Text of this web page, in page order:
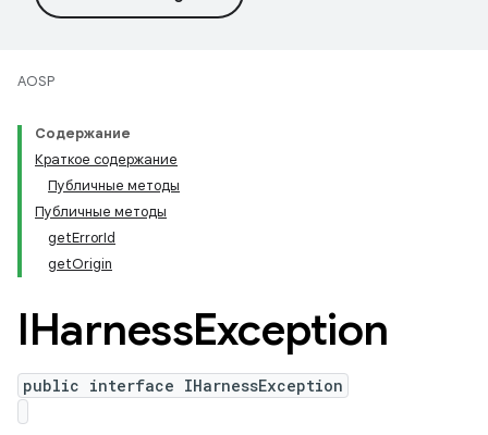
AOSP
Содержание
Краткое содержание
Публичные методы
Публичные методы
getErrorId
getOrigin
IHarnessException
public interface IHarnessException